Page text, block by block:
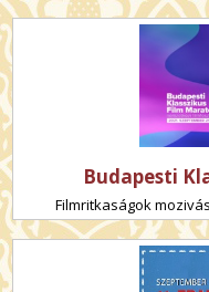
Budapesti
Filmritkaságok